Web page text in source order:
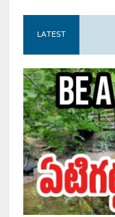
LATEST